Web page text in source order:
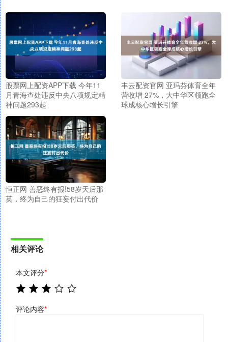
股票网上配资APP下载 今年11
月青海查处违反中央八项规定精
神问题293起
丰云配资官网 亚玛芬体育全年
营收增 27%，大中华区领跑全
球成核心增长引擎
恒正网 善恶终有报!58岁天后那
英，终为自己的狂妄付出代价
相关评论
本文评分*
评论内容*